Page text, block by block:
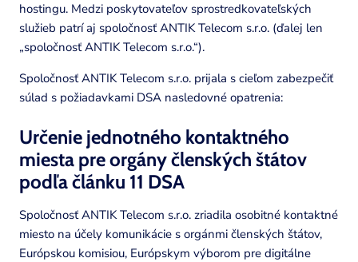
hostingu. Medzi poskytovateľov sprostredkovateľských
služieb patrí aj spoločnosť ANTIK Telecom s.r.o. (ďalej len
„spoločnosť ANTIK Telecom s.r.o.“).
Spoločnosť ANTIK Telecom s.r.o. prijala s cieľom zabezpečiť
súlad s požiadavkami DSA nasledovné opatrenia:
Určenie jednotného kontaktného
miesta pre orgány členských štátov
podľa článku 11 DSA
Spoločnosť ANTIK Telecom s.r.o. zriadila osobitné kontaktné
miesto na účely komunikácie s orgánmi členských štátov,
Európskou komisiou, Európskym výborom pre digitálne